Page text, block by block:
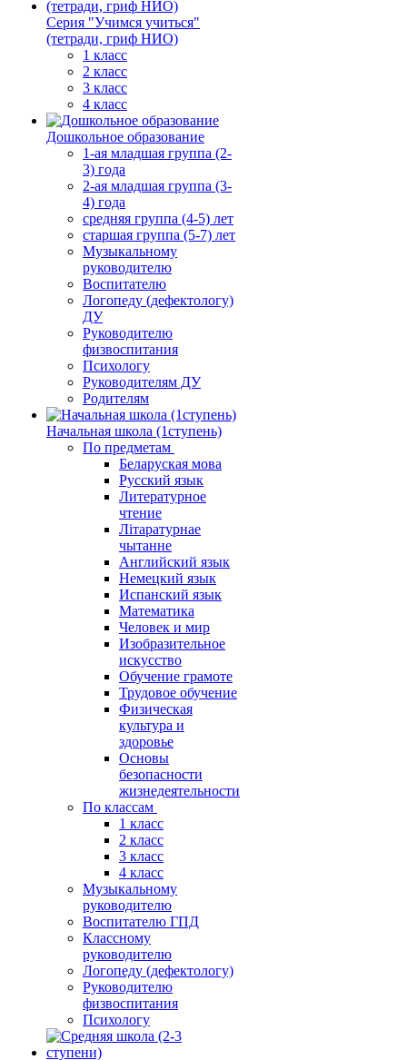
Серия "Учимся учиться"
(тетради, гриф НИО)
1 класс
2 класс
3 класс
4 класс
Дошкольное образование
1-ая младшая группа (2-
3) года
2-ая младшая группа (3-
4) года
средняя группа (4-5) лет
старшая группа (5-7) лет
Музыкальному
руководителю
Воспитателю
Логопеду (дефектологу)
ДУ
Руководителю
физвоспитания
Психологу
Руководителям ДУ
Родителям
Начальная школа (1ступень)
По предметам
Беларуская мова
Русский язык
Литературное
чтение
Літаратурнае
чытанне
Английский язык
Немецкий язык
Испанский язык
Математика
Человек и мир
Изобразительное
искусство
Обучение грамоте
Трудовое обучение
Физическая
культура и
здоровье
Основы
безопасности
жизнедеятельности
По классам
1 класс
2 класс
3 класс
4 класс
Музыкальному
руководителю
Воспитателю ГПД
Классному
руководителю
Логопеду (дефектологу)
Руководителю
физвоспитания
Психологу